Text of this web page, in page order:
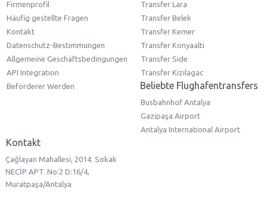
Firmenprofil
Häufig gestellte Fragen
Kontakt
Datenschutz-Bestimmungen
Allgemeine Geschäftsbedingungen
API Integration
Beförderer Werden
Transfer Lara
Transfer Belek
Transfer Kemer
Transfer Konyaalti
Transfer Side
Transfer Kizilagac
Beliebte Flughafentransfers
Busbahnhof Antalya
Gazipaşa Airport
Antalya International Airport
Kontakt
Çağlayan Mahallesi, 2014. Sokak
NECİP APT. No:2 D:16/4,
Muratpaşa/Antalya